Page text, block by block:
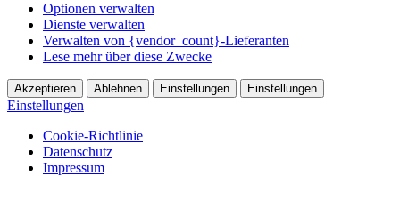
Optionen verwalten
Dienste verwalten
Verwalten von {vendor_count}-Lieferanten
Lese mehr über diese Zwecke
Akzeptieren Ablehnen Einstellungen Einstellungen
Einstellungen
Cookie-Richtlinie
Datenschutz
Impressum